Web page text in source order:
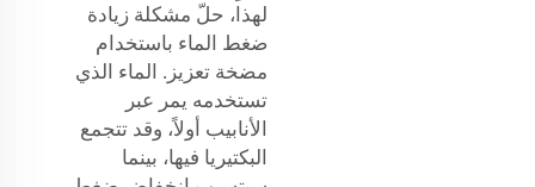
لهذا، حلّ مشكلة زيادة
ضغط الماء باستخدام
مضخة تعزيز. الماء الذي
تستخدمه يمر عبر
الأنابيب أولاً، وقد تتجمع
البكتيريا فيها، بينما